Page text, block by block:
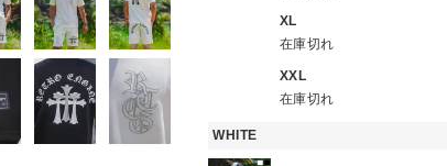
XL
在庫切れ
XXL
在庫切れ
WHITE